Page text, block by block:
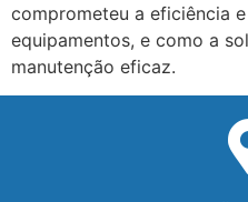
comprometeu a eficiência
equipamentos, e como a
manutenção eficaz.